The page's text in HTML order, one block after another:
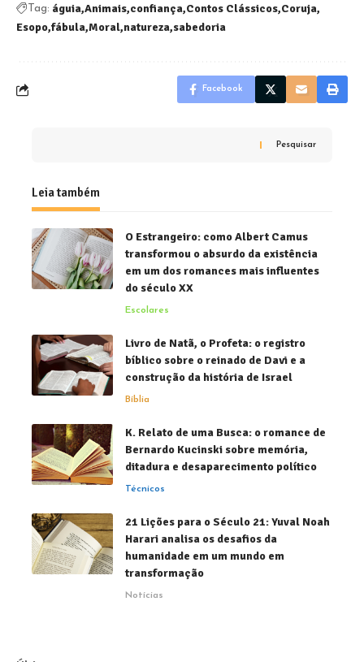
Tag: águia Animais confiança Contos Clássicos Coruja
Esopo fábula Moral natureza sabedoria
Facebook
Pesquisar
Leia também
O Estrangeiro: como Albert Camus
transformou o absurdo da existência
em um dos romances mais influentes
do século XX
Escolares
Livro de Natã, o Profeta: o registro
bíblico sobre o reinado de Davi e a
construção da história de Israel
Bíblia
K. Relato de uma Busca: o romance de
Bernardo Kucinski sobre memória,
ditadura e desaparecimento político
Técnicos
21 Lições para o Século 21: Yuval Noah
Harari analisa os desafios da
humanidade em um mundo em
transformação
Notícias